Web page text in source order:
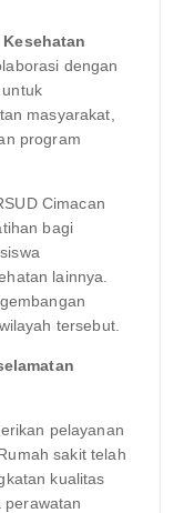
dengan
masyarakat,
program
Cimacan
bagi
lainnya.
tersebut.
pelayanan
sakit telah
kualitas
perawatan